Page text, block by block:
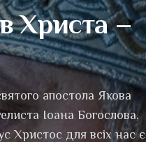
Христа –
апостола Якова
Іоана Богослова,
Христос для всіх нас є